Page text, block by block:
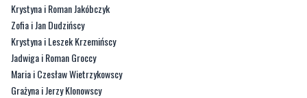
Krystyna i Roman Jakóbczyk
Zofia i Jan Dudzińscy
Krystyna i Leszek Krzemińscy
Jadwiga i Roman Groccy
Maria i Czesław Wietrzykowscy
Grażyna i Jerzy Klonowscy